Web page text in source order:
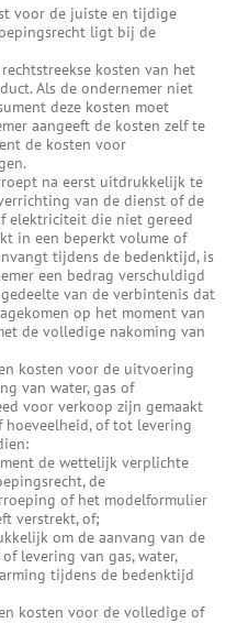
voor de juiste en tijdige
ligt bij de
kosten van het
Als de ondernemer niet
deze kosten moet
aangeeft de kosten zelf te
de kosten voor
na eerst uitdrukkelijk te
van de dienst of de
elektriciteit die niet gereed
in een beperkt volume of
tijdens de bedenktijd, is
een bedrag verschuldigd
van de verbintenis dat
op het moment van
de volledige nakoming van
kosten voor de uitvoering
van water, gas of
voor verkoop zijn gemaakt
of tot levering
de wettelijk verplichte
de
of het modelformulier
verstrekt, of;
om de aanvang van de
levering van gas, water,
tijdens de bedenktijd
kosten voor de volledige of